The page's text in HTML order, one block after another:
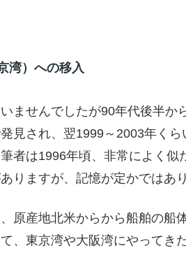
湾）への移入
ませんでしたが90年代後半
見され、翌1999～2003年く
者は1996年頃、非常によく
りますが、記憶が定かではあ
原産地北米からから船舶の船
、東京湾や大阪湾にやってき